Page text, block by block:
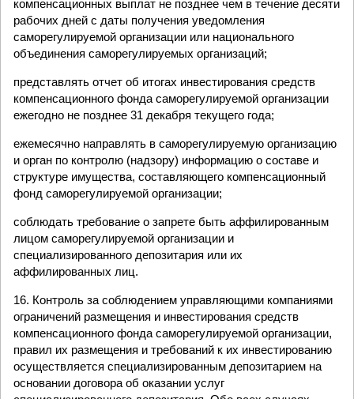
компенсационных выплат не позднее чем в течение десяти
рабочих дней с даты получения уведомления
саморегулируемой организации или национального
объединения саморегулируемых организаций;
представлять отчет об итогах инвестирования средств
компенсационного фонда саморегулируемой организации
ежегодно не позднее 31 декабря текущего года;
ежемесячно направлять в саморегулируемую организацию
и орган по контролю (надзору) информацию о составе и
структуре имущества, составляющего компенсационный
фонд саморегулируемой организации;
соблюдать требование о запрете быть аффилированным
лицом саморегулируемой организации и
специализированного депозитария или их
аффилированных лиц.
16. Контроль за соблюдением управляющими компаниями
ограничений размещения и инвестирования средств
компенсационного фонда саморегулируемой организации,
правил их размещения и требований к их инвестированию
осуществляется специализированным депозитарием на
основании договора об оказании услуг